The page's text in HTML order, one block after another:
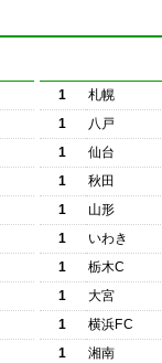
1 札幌
1
八戸
1
仙台
1
秋田
1
山形
1
いわき
1
栃木C
1
大宮
1
横浜FC
1
湘南